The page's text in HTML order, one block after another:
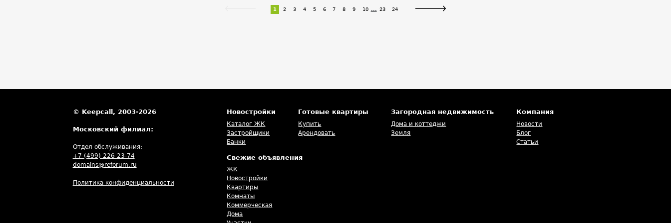
1 2 3 4 5 6 7 8 9 10 ... 23 24
© Keepcall, 2003-2026
Московский филиал:
Отдел обслуживания:
+7 (499) 226 23-74
domains@reforum.ru
Политика конфиденциальности
Новостройки
Каталог ЖК
Застройщики
Банки
Готовые квартиры
Купить
Арендовать
Загородная недвижимость
Дома и коттеджи
Земля
Компания
Новости
Блог
Статьи
Свежие объявления
ЖК
Новостройки
Квартиры
Комнаты
Коммерческая
Дома